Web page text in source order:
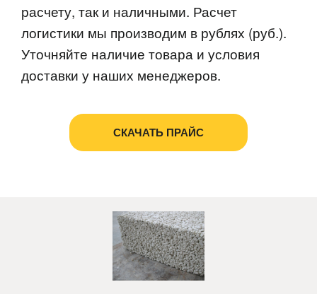
расчету, так и наличными. Расчет
логистики мы производим в рублях (руб.).
Уточняйте наличие товара и условия
доставки у наших менеджеров.
СКАЧАТЬ ПРАЙС